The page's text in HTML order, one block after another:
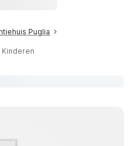
Puglia
Kinderen